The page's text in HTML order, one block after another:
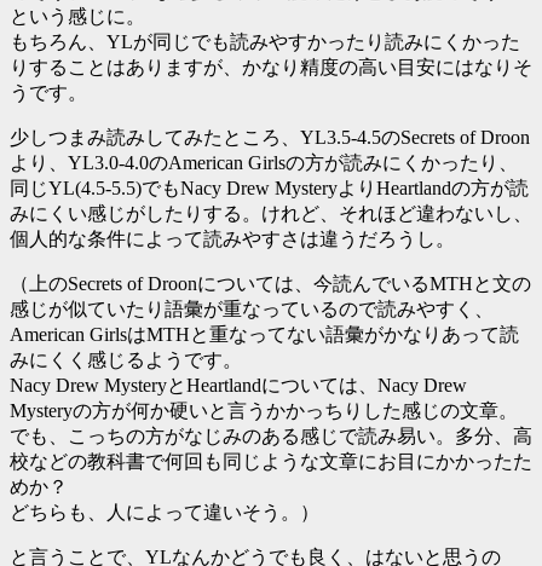
という感じに。
もちろん、YLが同じでも読みやすかったり読みにくかった
りすることはありますが、かなり精度の高い目安にはなりそ
うです。
少しつまみ読みしてみたところ、YL3.5-4.5のSecrets of Droon
より、YL3.0-4.0のAmerican Girlsの方が読みにくかったり、
同じYL(4.5-5.5)でもNacy Drew MysteryよりHeartlandの方が読
みにくい感じがしたりする。けれど、それほど違わないし、
個人的な条件によって読みやすさは違うだろうし。
（上のSecrets of Droonについては、今読んでいるMTHと文の
感じが似ていたり語彙が重なっているので読みやすく、
American GirlsはMTHと重なってない語彙がかなりあって読
みにくく感じるようです。
Nacy Drew MysteryとHeartlandについては、Nacy Drew
Mysteryの方が何か硬いと言うかかっちりした感じの文章。
でも、こっちの方がなじみのある感じで読み易い。多分、高
校などの教科書で何回も同じような文章にお目にかかったた
めか？
どちらも、人によって違いそう。）
と言うことで、YLなんかどうでも良く、はないと思うの